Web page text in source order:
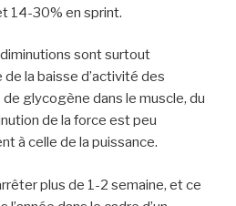
14-30% en sprint.
diminutions sont surtout
la baisse d’activité des
glycogène dans le muscle, du
de la force est peu
à celle de la puissance.
plus de 1-2 semaine, et ce